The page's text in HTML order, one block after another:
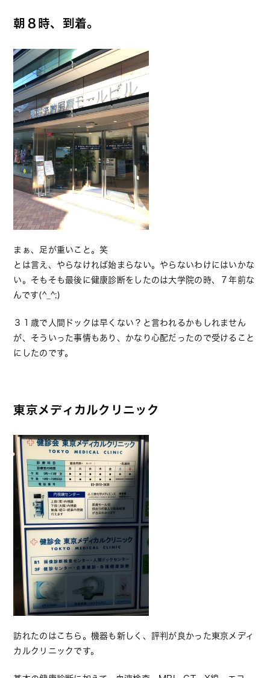
朝８時、到着。
まぁ、足が重いこと。笑
とは言え、やらなければ始まらない。やらないわけにはいかな
い。そもそも最後に健康診断をしたのは大学院の時、７年前な
んです(^_^;)
３１歳で人間ドックは早くない？と言われるかもしれません
が、そういった事情もあり、かなり心配だったので受けること
にしたのです。
東京メディカルクリニック
訪れたのはこちら。機器も新しく、評判が良かった東京メディ
カルクリニックです。